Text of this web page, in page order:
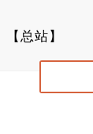
【总站】